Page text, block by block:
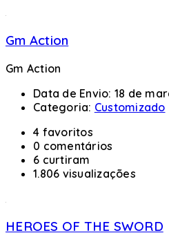
Gm Action
Gm Action
Data de Envio: 18 de
Categoria: Customizado
4 favoritos
0 comentários
6 curtiram
1.806 visualizações
HEROES OF THE SWORD